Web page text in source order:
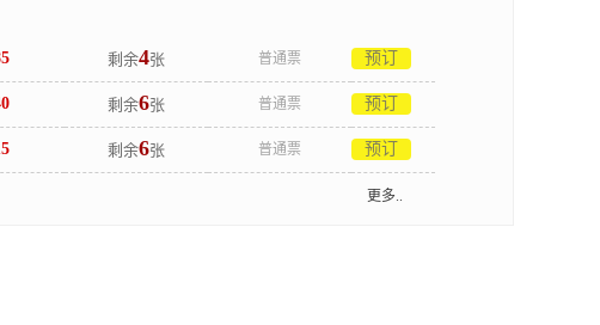
剩余4张 普通票 预订
剩余6张 普通票 预订
剩余6张 普通票 预订
更多..